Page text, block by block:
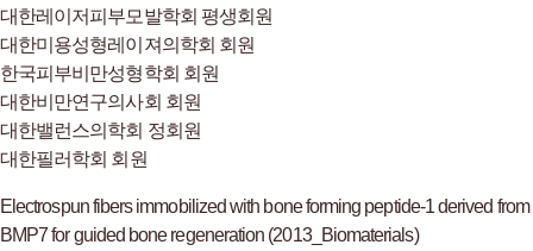
대한레이저피부모발학회 평생회원
대한미용성형레이져의학회 회원
한국피부비만성형학회 회원
대한비만연구의사회 회원
대한밸런스의학회 정회원
대한필러학회 회원
Electrospun fibers immobilized with bone forming peptide-1 derived from
BMP7 for guided bone regeneration (2013_Biomaterials)